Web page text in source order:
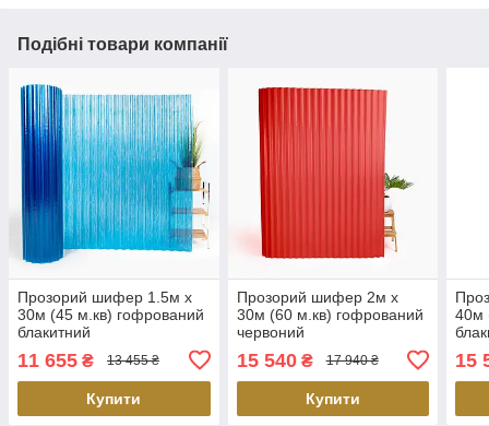
Подібні товари компанії
Прозорий шифер 1.5м х
30м (45 м.кв) гофрований
блакитний
11 655 ₴ 13 455 ₴
Купити
Прозорий шифер 2м х
30м (60 м.кв) гофрований
червоний
15 540₴ 17 940 ₴
Купити
40м
15